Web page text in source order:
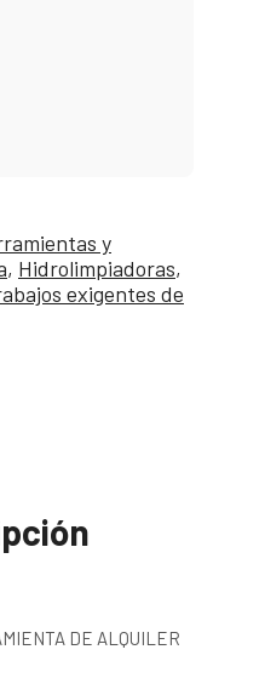
y
, Hidrolimpiadoras,
exigentes de
DE ALQUILER